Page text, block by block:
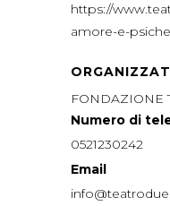
https://
amore-e-
FONDAZIONE
Numero di
0521230242
Email